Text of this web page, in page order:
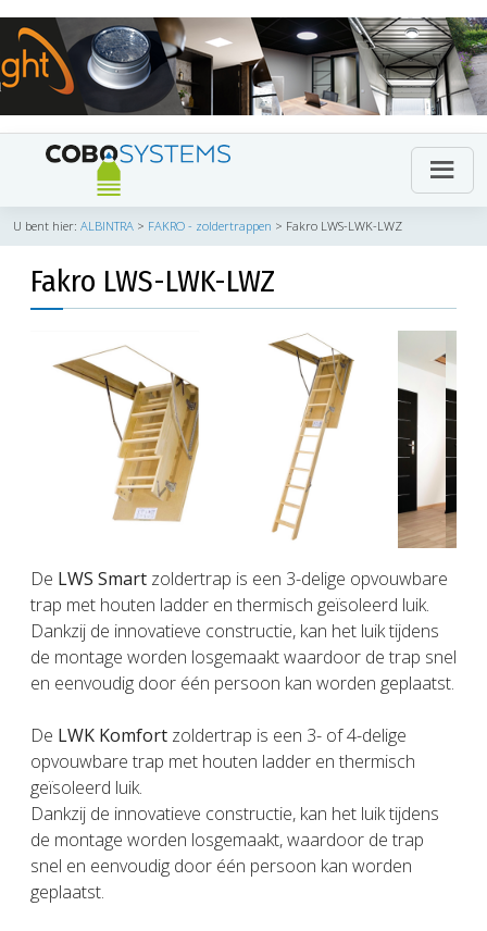
U bent hier: ALBINTRA > FAKRO - zoldertrappen > Fakro LWS-LWK-LWZ
Fakro LWS-LWK-LWZ
Previous Next
De LWS Smart zoldertrap is een 3-delige opvouwbare
trap met houten ladder en thermisch geïsoleerd luik.
Dankzij de innovatieve constructie, kan het luik tijdens
de montage worden losgemaakt waardoor de trap snel
en eenvoudig door één persoon kan worden geplaatst.
De LWK Komfort zoldertrap is een 3- of 4-delige
opvouwbare trap met houten ladder en thermisch
geïsoleerd luik.
Dankzij de innovatieve constructie, kan het luik tijdens
de montage worden losgemaakt, waardoor de trap
snel en eenvoudig door één persoon kan worden
geplaatst.